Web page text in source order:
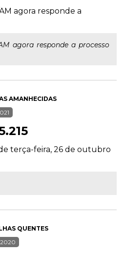
agora responde a
agora responde a processo
AMANHECIDAS
terça-feira, 26 de outubro
QUENTES